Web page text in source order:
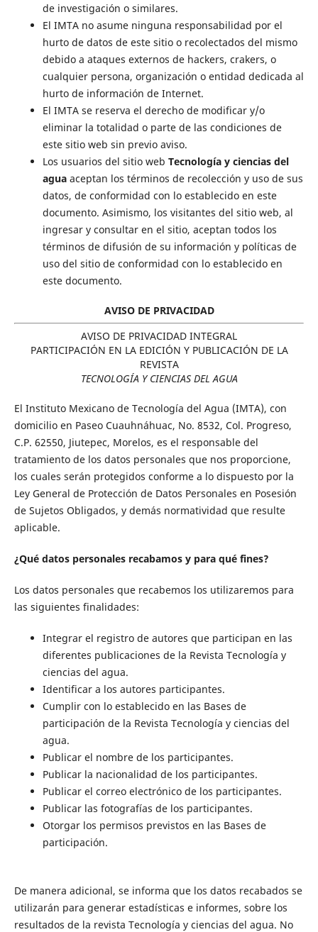
de investigación o similares.
El IMTA no asume ninguna responsabilidad por el
hurto de datos de este sitio o recolectados del mismo
debido a ataques externos de hackers, crakers, o
cualquier persona, organización o entidad dedicada al
hurto de información de Internet.
El IMTA se reserva el derecho de modificar y/o
eliminar la totalidad o parte de las condiciones de
este sitio web sin previo aviso.
Los usuarios del sitio web Tecnología y ciencias del
aguaaceptan los términos de recolección y uso de sus
datos, de conformidad con lo establecido en este
documento. Asimismo, los visitantes del sitio web, al
ingresar y consultar en el sitio, aceptan todos los
términos de difusión de su información y políticas de
uso del sitio de conformidad con lo establecido en
este documento.
AVISO DE PRIVACIDAD
AVISO DE PRIVACIDAD INTEGRAL
PARTICIPACIÓN EN LA EDICIÓN Y PUBLICACIÓN DE LA
REVISTA
TECNOLOGÍA Y CIENCIAS DEL AGUA
El Instituto Mexicano de Tecnología del Agua (IMTA), con
domicilio en Paseo Cuauhnáhuac, No. 8532, Col. Progreso,
C.P. 62550, Jiutepec, Morelos, es el responsable del
tratamiento de los datos personales que nos proporcione,
los cuales serán protegidos conforme a lo dispuesto por la
Ley General de Protección de Datos Personales en Posesión
de Sujetos Obligados, y demás normatividad que resulte
aplicable.
¿Qué datos personales recabamos y para qué fines?
Los datos personales que recabemos los utilizaremos para
las siguientes finalidades:
Integrar el registro de autores que participan en las
diferentes publicaciones de la Revista Tecnología y
ciencias del agua.
Identificar a los autores participantes.
Cumplir con lo establecido en las Bases de
participación de la Revista Tecnología y ciencias del
agua.
Publicar el nombre de los participantes.
Publicar la nacionalidad de los participantes.
Publicar el correo electrónico de los participantes.
Publicar las fotografí­as de los participantes.
Otorgar los permisos previstos en las Bases de
participación.
De manera adicional, se informa que los datos recabados se
utilizarán para generar estadísticas e informes, sobre los
resultados de la revista Tecnología y ciencias del agua. No